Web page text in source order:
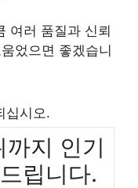
여러 품질과 신뢰
었으면 좋겠습니
십시오.
지 인기
립니다.